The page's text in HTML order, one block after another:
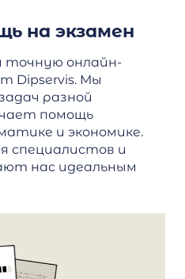
на экзамен
онлайн-
Dipservis. Мы
разной
помощь
и экономике.
специалистов и
нас идеальным